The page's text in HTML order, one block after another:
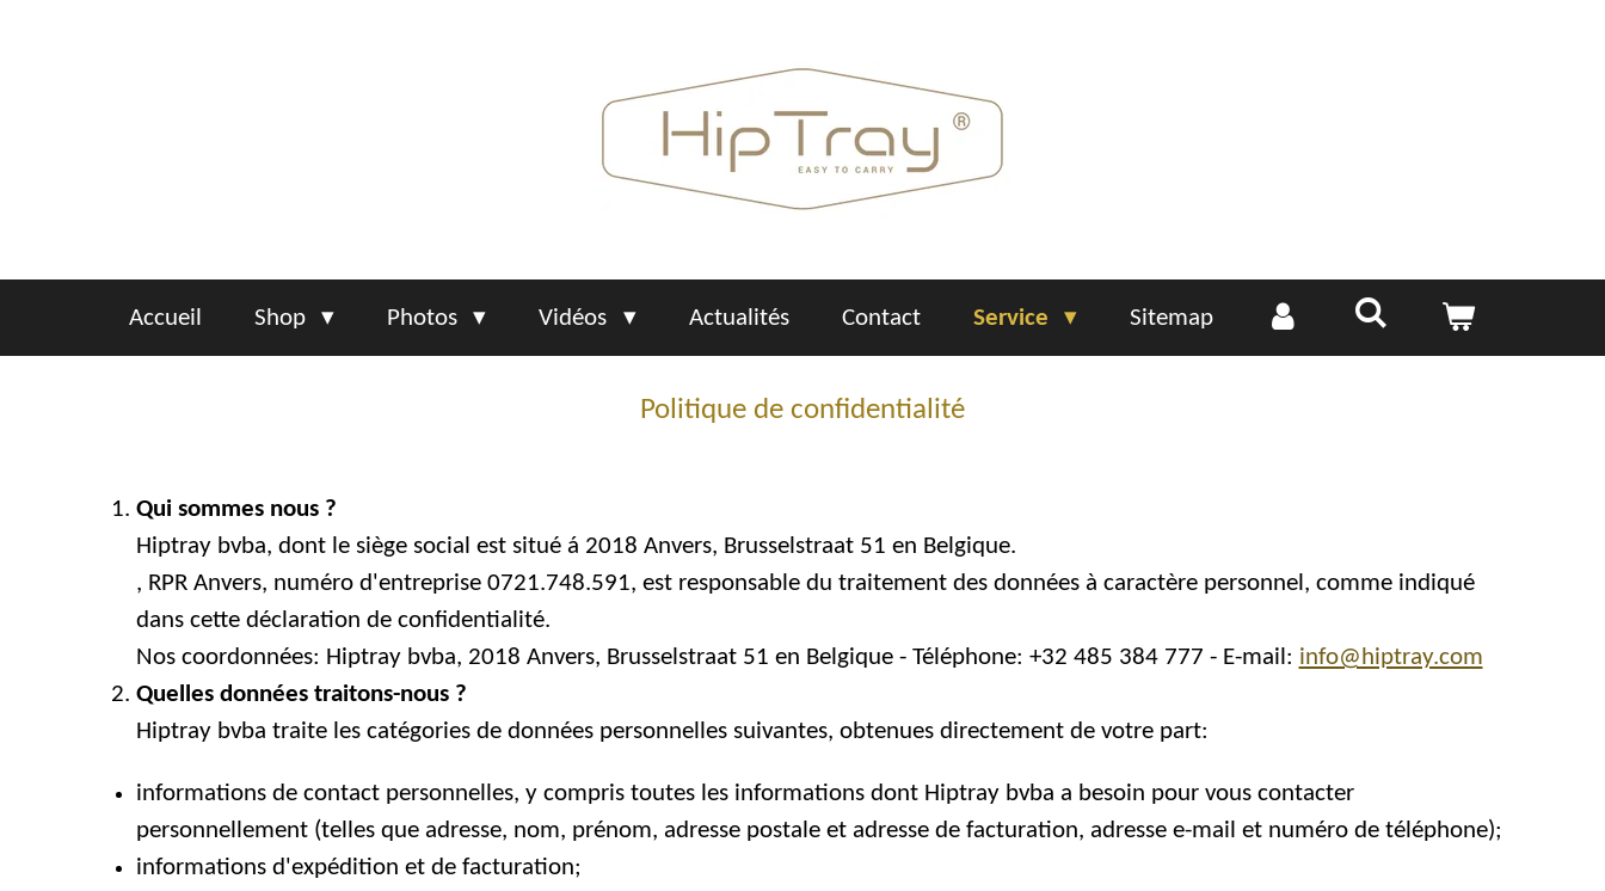
Accueil Shop Photos Vidéos Actualités Contact Service Sitemap
Politique de confidentialité
Qui sommes nous ?
Hiptray bvba, dont le siège social est situé á 2018 Anvers, Brusselstraat 51 en Belgique.
, RPR Anvers, numéro d'entreprise 0721.748.591, est responsable du traitement des données à caractère personnel, comme indiqué
dans cette déclaration de confidentialité.
Nos coordonnées: Hiptray bvba, 2018 Anvers, Brusselstraat 51 en Belgique- Téléphone: +32 485 384 777 - E-mail: info@hiptray.com
Quelles données traitons-nous ?
Hiptray bvba traite les catégories de données personnelles suivantes, obtenues directement de votre part:
informations de contact personnelles, y compris toutes les informations dont Hiptray bvba a besoin pour vous contacter
personnellement (telles que adresse, nom, prénom, adresse postale et adresse de facturation, adresse e-mail et numéro de téléphone);
informations d'expédition et de facturation;